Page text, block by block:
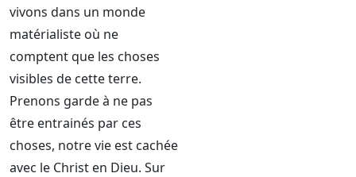
vivons dans un monde
matérialiste où ne
comptent que les choses
visibles de cette terre.
Prenons garde à ne pas
être entrainés par ces
choses, notre vie est cachée
avec le Christ en Dieu. Sur